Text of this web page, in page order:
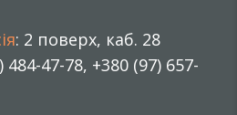
: 2 поверх, каб. 28
47-78, +380 (97) 657-